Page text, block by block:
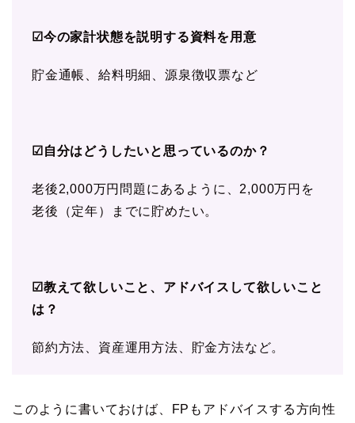
☑今の家計状態を説明する資料を用意
貯金通帳、給料明細、源泉徴収票など
☑自分はどうしたいと思っているのか？
老後2,000万円問題にあるように、2,000万円を
老後（定年）までに貯めたい。
☑教えて欲しいこと、アドバイスして欲しいこと
は？
節約方法、資産運用方法、貯金方法など。
このように書いておけば、FPもアドバイスする方向性